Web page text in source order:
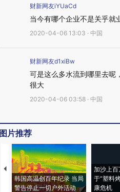
财新网友iYUaCd
当今有哪个企业不是关乎
2020-04-06 13:03 · 中国
财新网友d1xiBw
可是这么多水流到哪里去呢
很大
2020-04-06 03:58 · 中国
图片推荐
韩国高温创百年纪录 当局
警告停止一切户外活动
加沙上百
于“塑料
康危机